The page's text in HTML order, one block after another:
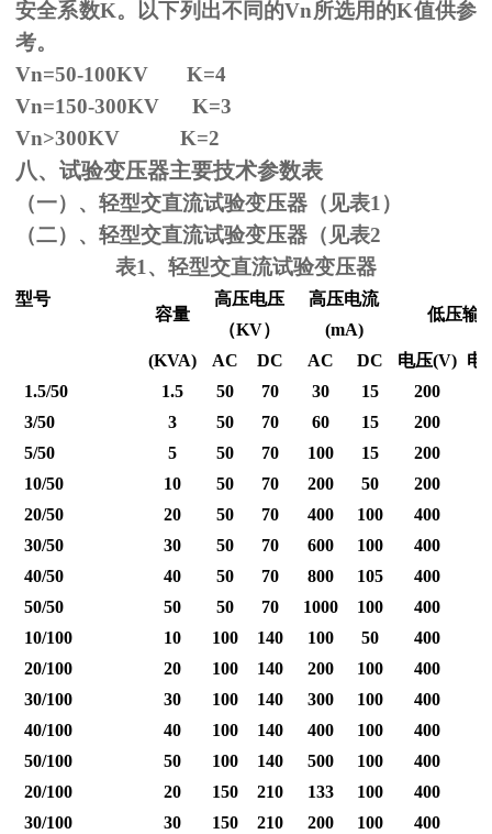
安全系数K。以下列出不同的Vn所选用的K值供参
考。
Vn=50-100KV K=4
Vn=150-300KV K=3
Vn>300KV K=2
八、试验变压器主要技术参数表
（一）、轻型交直流试验变压器（见表1）
（二）、轻型交直流试验变压器（见表2
表1、轻型交直流试验变压器
型号
容量
高压电压
（KV）
高压电流
(mA)
低压输
(KVA) AC DC AC DC 电压(V) 电
1.5/50
1.5 50 70 30 15 200
3/50
3 50 70 60 15 200
5/50
5 50 70 100 15 200
10/50
10 50 70 200 50 200
20/50
20 50 70 400 100 400
30/50
30 50 70 600 100 400
40/50
40 50 70 800 105 400
50/50
50 50 70 1000 100 400
10/100
10 100 140 100 50 400
20/100
20 100 140 200 100 400
30/100
30 100 140 300 100 400
40/100
40 100 140 400 100 400
50/100
50 100 140 500 100 400
20/100
20 150 210 133 100 400
30/100
30 150 210 200 100 400